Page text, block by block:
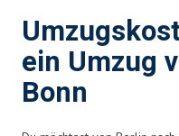
ein Umzug
Bonn